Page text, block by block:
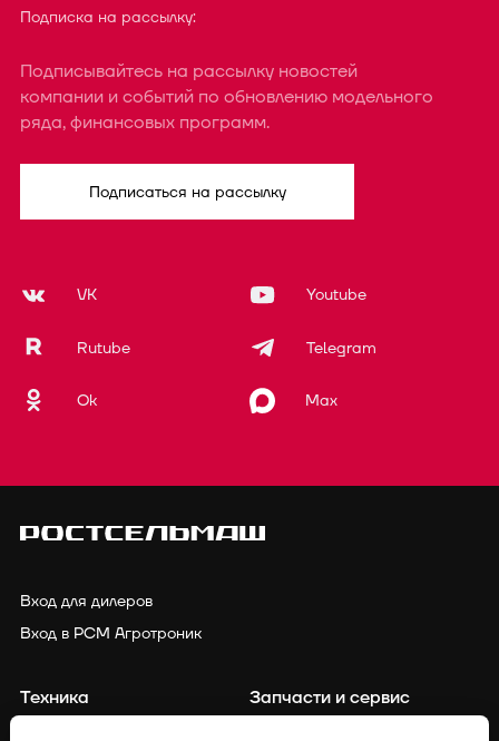
Подписка на рассылку:
Подписывайтесь на рассылку новостей
компании и событий по обновлению модельного
ряда, финансовых программ.
Подписаться на рассылку
VK Youtube
Rutube Telegram
Ok Max
Вход для дилеров
Вход в РСМ Агротроник
Техника
Запчасти и сервис